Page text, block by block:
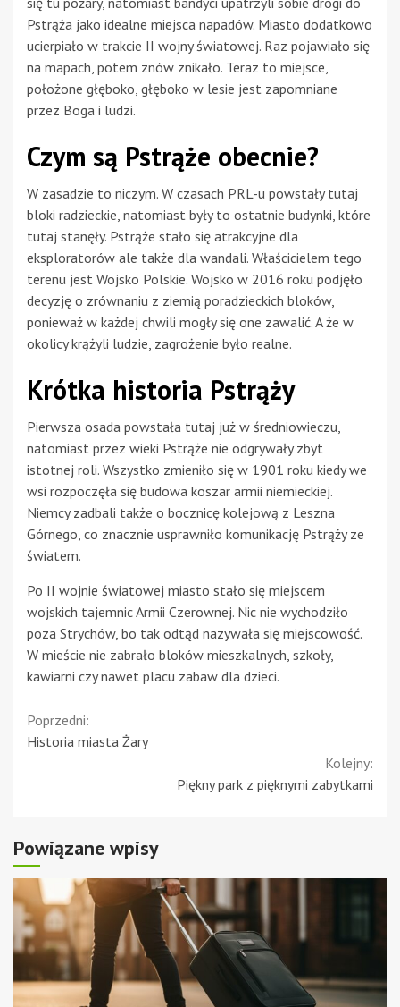
Pstrąża jako idealne miejsca napadów. Miasto dodatkowo
ucierpiało w trakcie II wojny światowej. Raz pojawiało się
na mapach, potem znów znikało. Teraz to miejsce,
położone głęboko, głęboko w lesie jest zapomniane
przez Boga i ludzi.
Czym są Pstrąże obecnie?
W zasadzie to niczym. W czasach PRL-u powstały tutaj
bloki radzieckie, natomiast były to ostatnie budynki, które
tutaj stanęły. Pstrąże stało się atrakcyjne dla
eksploratorów ale także dla wandali. Właścicielem tego
terenu jest Wojsko Polskie. Wojsko w 2016 roku podjęło
decyzję o zrównaniu z ziemią poradzieckich bloków,
ponieważ w każdej chwili mogły się one zawalić. A że w
okolicy krążyli ludzie, zagrożenie było realne.
Krótka historia Pstrąży
Pierwsza osada powstała tutaj już w średniowieczu,
natomiast przez wieki Pstrąże nie odgrywały zbyt
istotnej roli. Wszystko zmieniło się w 1901 roku kiedy we
wsi rozpoczęła się budowa koszar armii niemieckiej.
Niemcy zadbali także o bocznicę kolejową z Leszna
Górnego, co znacznie usprawniło komunikację Pstrąży ze
światem.
Po II wojnie światowej miasto stało się miejscem
wojskich tajemnic Armii Czerownej. Nic nie wychodziło
poza Strychów, bo tak odtąd nazywała się miejscowość.
W mieście nie zabrało bloków mieszkalnych, szkoły,
kawiarni czy nawet placu zabaw dla dzieci.
Continue
Poprzedni:
Historia miasta Żary
Kolejny:
Piękny park z pięknymi zabytkami
Powiązane wpisy